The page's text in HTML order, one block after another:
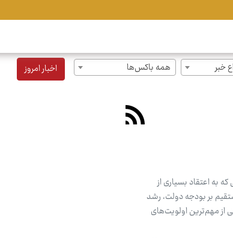
خبر همه باکس‌ها اخبار امروز
به اعتقاد بسیاری از
بر بودجه دولت، رشد
از مهم‌ترین اولویت‌های